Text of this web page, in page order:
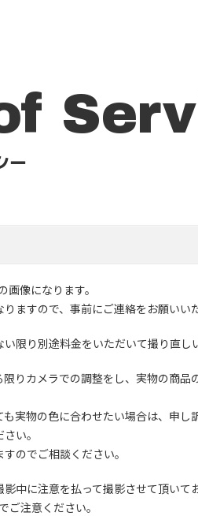
ー
像になります。
ますので、事前にご連絡をお願いい
限り別途料金をいただいて撮り直し
りカメラでの調整をし、実物の商
実物の色に合わせたい場合は、申
い。
のでご相談ください。
中に注意を払って撮影させて頂い
ご注意ください。